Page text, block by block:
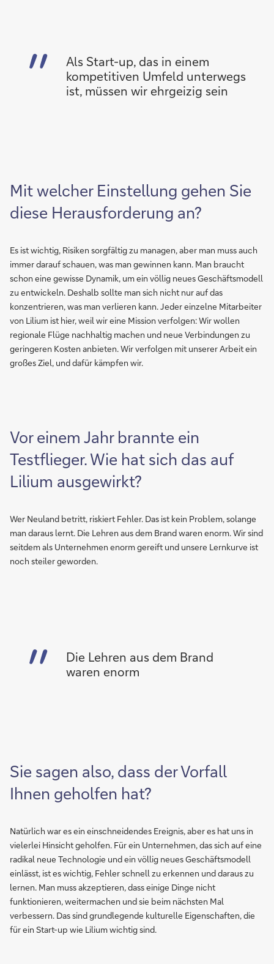
Als Start-up, das in einem
kompetitiven Umfeld unterwegs
ist, müssen wir ehrgeizig sein
Mit welcher Einstellung gehen Sie
diese Herausforderung an?
Es ist wichtig, Risiken sorgfältig zu managen, aber man muss auch
immer darauf schauen, was man gewinnen kann. Man braucht
schon eine gewisse Dynamik, um ein völlig neues Geschäftsmodell
zu entwickeln. Deshalb sollte man sich nicht nur auf das
konzentrieren, was man verlieren kann. Jeder einzelne Mitarbeiter
von Lilium ist hier, weil wir eine Mission verfolgen: Wir wollen
regionale Flüge nachhaltig machen und neue Verbindungen zu
geringeren Kosten anbieten. Wir verfolgen mit unserer Arbeit ein
großes Ziel, und dafür kämpfen wir.
Vor einem Jahr brannte ein
Testflieger. Wie hat sich das auf
Lilium ausgewirkt?
Wer Neuland betritt, riskiert Fehler. Das ist kein Problem, solange
man daraus lernt. Die Lehren aus dem Brand waren enorm. Wir sind
seitdem als Unternehmen enorm gereift und unsere Lernkurve ist
noch steiler geworden.
Die Lehren aus dem Brand
waren enorm
Sie sagen also, dass der Vorfall
Ihnen geholfen hat?
Natürlich war es ein einschneidendes Ereignis, aber es hat uns in
vielerlei Hinsicht geholfen. Für ein Unternehmen, das sich auf eine
radikal neue Technologie und ein völlig neues Geschäftsmodell
einlässt, ist es wichtig, Fehler schnell zu erkennen und daraus zu
lernen. Man muss akzeptieren, dass einige Dinge nicht
funktionieren, weitermachen und sie beim nächsten Mal
verbessern. Das sind grundlegende kulturelle Eigenschaften, die
für ein Start-up wie Lilium wichtig sind.